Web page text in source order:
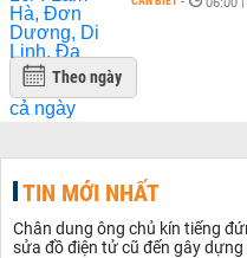
Theo ngày
TIN MỚI NHẤT
Chân dung ông chủ kín tiếng
sửa đồ điện tử cũ đến gây